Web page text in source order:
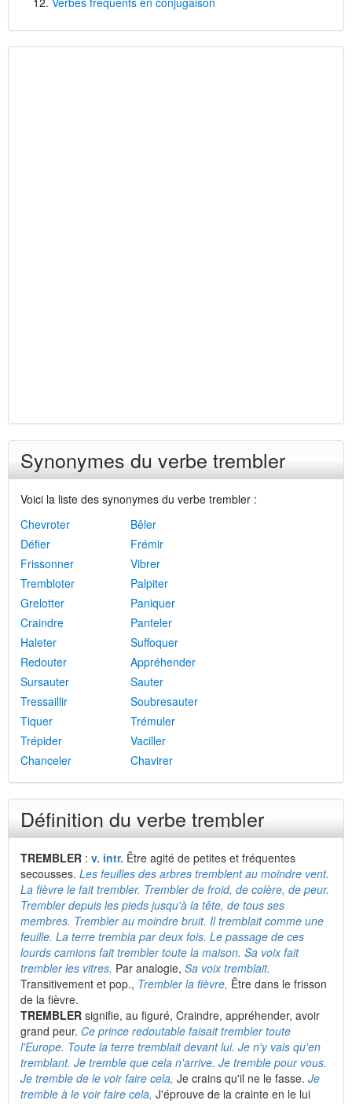
Synonymes du verbe trembler
Voici la liste des synonymes du verbe trembler :
Chevroter
Bêler
Défier
Frémir
Frissonner
Vibrer
Trembloter
Palpiter
Grelotter
Paniquer
Craindre
Panteler
Haleter
Suffoquer
Redouter
Appréhender
Sursauter
Sauter
Tressaillir
Soubresauter
Tiquer
Trémuler
Trépider
Vaciller
Chanceler
Chavirer
Définition du verbe trembler
TREMBLER : v. intr. Être agité de petites et fréquentes
secousses. Les feuilles des arbres tremblent au moindre vent.
La fièvre le fait trembler. Trembler de froid, de colère, de peur.
Trembler depuis les pieds jusqu'à la tête, de tous ses
membres. Trembler au moindre bruit. Il tremblait comme une
feuille. La terre trembla par deux fois. Le passage de ces
lourds camions fait trembler toute la maison. Sa voix fait
trembler les vitres. Par analogie, Sa voix tremblait.
Transitivement et pop., Trembler la fièvre, Être dans le frisson
de la fièvre.
TREMBLER signifie, au figuré, Craindre, appréhender, avoir
grand peur. Ce prince redoutable faisait trembler toute
l'Europe. Toute la terre tremblait devant lui. Je n'y vais qu'en
tremblant. Je tremble que cela n'arrive. Je tremble pour vous.
Je tremble de le voir faire cela, Je crains qu'il ne le fasse. Je
tremble à le voir faire cela, J'éprouve de la crainte en le lui